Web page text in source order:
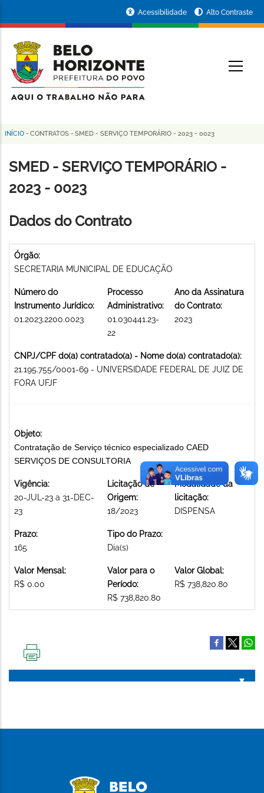
conteúdo
principal
da
Prefeitura
de
Horizonte
Acessibilidade Alto Contraste
Trilha
de
navegação
INÍCIO - CONTRATOS - SMED - SERVIÇO TEMPORÁRIO - 2023 - 0023
SMED - SERVIÇO TEMPORÁRIO -
2023 - 0023
Dados do Contrato
Órgão:
SECRETARIA MUNICIPAL DE EDUCAÇÃO
Número do
Instrumento Jurídico:
01.2023.2200.0023
Processo
Administrativo:
01.030441.23-
22
Ano da Assinatura
do Contrato:
2023
CNPJ/CPF do(a) contratado(a) - Nome do(a) contratado(a):
21.195.755/0001-69 - UNIVERSIDADE FEDERAL DE JUIZ DE
FORA UFJF
Objeto:
Contratação de Serviço técnico especializado CAED
SERVIÇOS DE CONSULTORIA
Vigência:
20-JUL-23 a 31-DEC-
23
Licitação de
Origem:
18/2023
Modalidade da
licitação:
DISPENSA
Prazo:
165
Tipo do Prazo:
Dia(s)
Valor Mensal:
R$ 0.00
Valor para o
Período:
R$ 738,820.80
Valor Global:
R$ 738,820.80
PÁGINA